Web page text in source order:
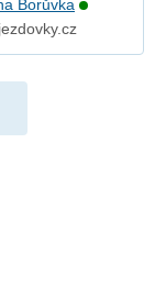
Borůvka